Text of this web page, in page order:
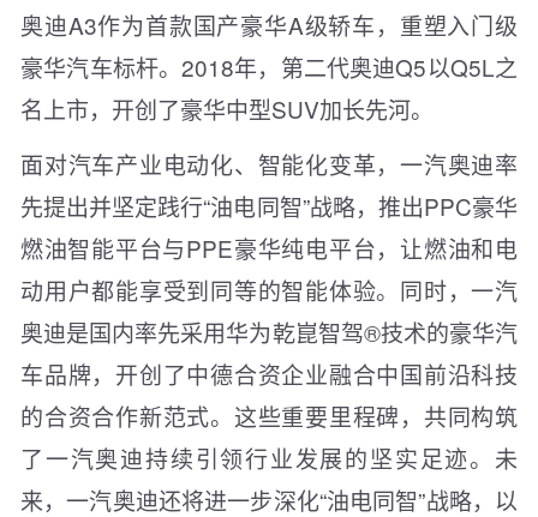
奥迪A3作为首款国产豪华A级轿车，重塑入门级
豪华汽车标杆。2018年，第二代奥迪Q5以Q5L之
名上市，开创了豪华中型SUV加长先河。
面对汽车产业电动化、智能化变革，一汽奥迪率
先提出并坚定践行“油电同智”战略，推出PPC豪华
燃油智能平台与PPE豪华纯电平台，让燃油和电
动用户都能享受到同等的智能体验。同时，一汽
奥迪是国内率先采用华为乾崑智驾®技术的豪华汽
车品牌，开创了中德合资企业融合中国前沿科技
的合资合作新范式。这些重要里程碑，共同构筑
了一汽奥迪持续引领行业发展的坚实足迹。未
来，一汽奥迪还将进一步深化“油电同智”战略，以